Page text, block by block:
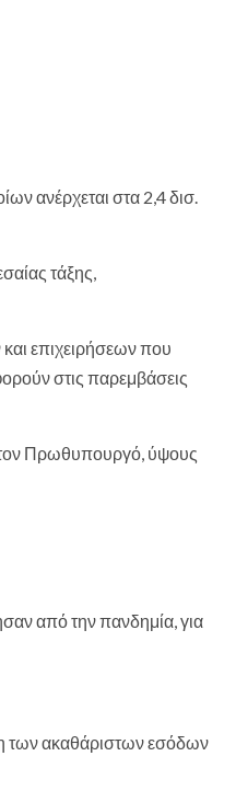
ανέρχεται στα 2,4 δισ.
τάξης,
επιχειρήσεων που
στις παρεμβάσεις
τον Πρωθυπουργό, ύψους
από την πανδημία, για
των ακαθάριστων εσόδων